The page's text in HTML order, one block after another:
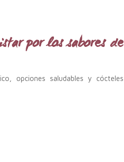
por los sabores de
opciones saludables y cócteles